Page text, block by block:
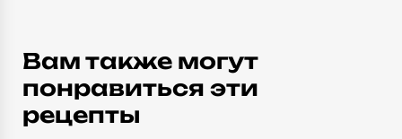
Вам также могут
понравиться эти
рецепты